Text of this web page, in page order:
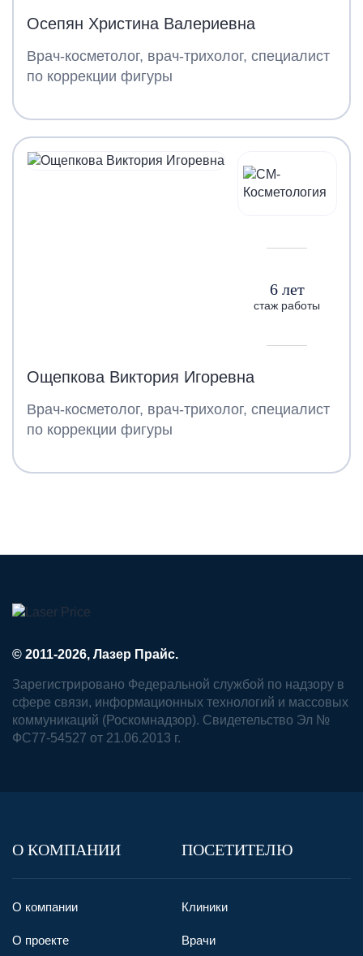
Осепян Христина Валериевна
Врач-косметолог, врач-трихолог, специалист
по коррекции фигуры
6 лет
стаж работы
Ощепкова Виктория Игоревна
Врач-косметолог, врач-трихолог, специалист
по коррекции фигуры
© 2011-2026, Лазер Прайс.
Зарегистрировано Федеральной службой по надзору в
сфере связи, информационных технологий и массовых
коммуникаций (Роскомнадзор). Свидетельство Эл №
ФС77-54527 от 21.06.2013 г.
О КОМПАНИИ
О компании
О проекте
ПОСЕТИТЕЛЮ
Клиники
Врачи